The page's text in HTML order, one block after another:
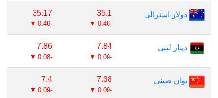
دولار استرالي 35.1
-0.46 ▼
35.17
-0.46 ▼
دينار ليبي 7.84
-0.09 ▼
7.86
-0.08 ▼
يوان صيني 7.38
-0.09 ▼
7.4
-0.09 ▼